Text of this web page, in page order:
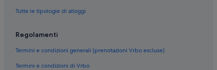
Piemonte: Parchi vacanze
Piemonte: Affittacamere
Piemonte: Inn
Tutte le tipologie di alloggi
Regolamenti
Termini e condizioni generali (prenotazioni Vrbo escluse)
Termini e condizioni di Vrbo